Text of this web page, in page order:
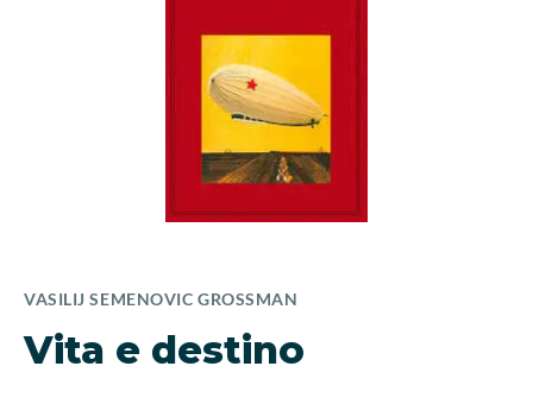
VASILIJ SEMENOVIC GROSSMAN
Vita e destino